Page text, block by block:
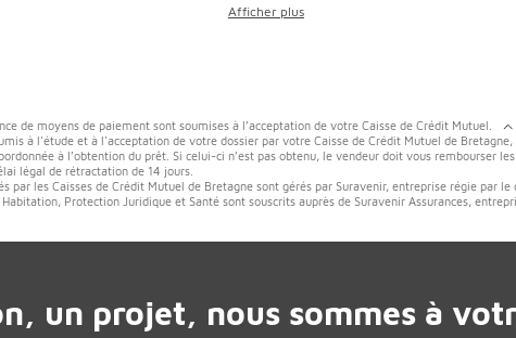
de moyens de paiement sont soumises à l’acceptation de votre Caisse de Crédit Mutuel.
à l'étude et à l'acceptation de votre dossier par votre Caisse de Crédit Mutuel de Bretagne,
à l’obtention du prêt. Si celui-ci n’est pas obtenu, le vendeur doit vous rembourser
légal de rétractation de 14 jours.
par les Caisses de Crédit Mutuel de Bretagne sont gérés par Suravenir, entreprise régie par le
Protection Juridique et Santé sont souscrits auprès de Suravenir Assurances,
un projet, nous sommes à